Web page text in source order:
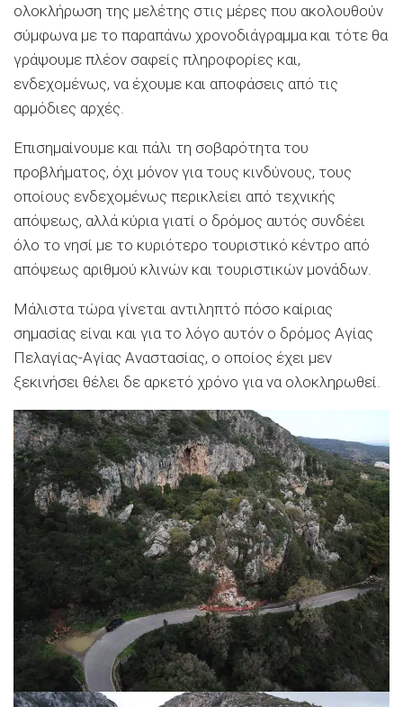
ολοκλήρωση της μελέτης στις μέρες που ακολουθούν
σύμφωνα με το παραπάνω χρονοδιάγραμμα και τότε θα
γράψουμε πλέον σαφείς πληροφορίες και,
ενδεχομένως, να έχουμε και αποφάσεις από τις
αρμόδιες αρχές.
Επισημαίνουμε και πάλι τη σοβαρότητα του
προβλήματος, όχι μόνον για τους κινδύνους, τους
οποίους ενδεχομένως περικλείει από τεχνικής
απόψεως, αλλά κύρια γιατί ο δρόμος αυτός συνδέει
όλο το νησί με το κυριότερο τουριστικό κέντρο από
απόψεως αριθμού κλινών και τουριστικών μονάδων.
Μάλιστα τώρα γίνεται αντιληπτό πόσο καίριας
σημασίας είναι και για το λόγο αυτόν ο δρόμος Αγίας
Πελαγίας-Αγίας Αναστασίας, ο οποίος έχει μεν
ξεκινήσει θέλει δε αρκετό χρόνο για να ολοκληρωθεί.